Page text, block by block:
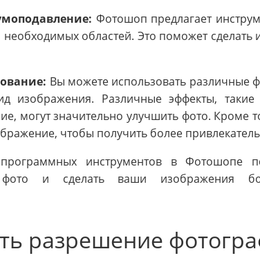
Фотошоп предлагает
областей. Это поможет
Вы можете использовать различные
изображения. Различные эффекты, такие
могут значительно улучшить фото. Кроме
чтобы получить более
инструментов в Фотошопе
фото и сделать ваши изображения
разрешение